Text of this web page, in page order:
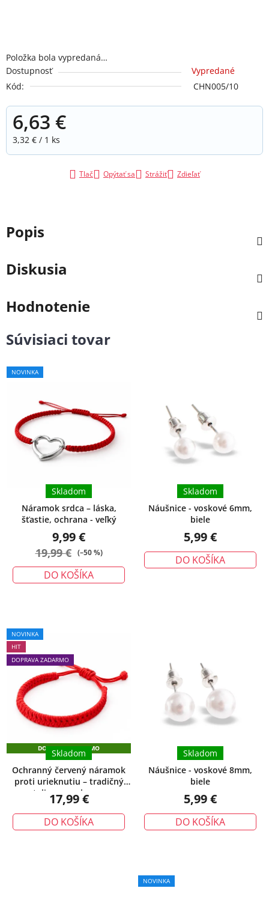
Položka bola vypredaná…
Dostupnosť
Vypredané
Kód:
CHN005/10
6,63 €
Jednotková cena:
3,32 € / 1 ks
Tlač Opýtať sa Strážiť Zdieľať
Popis
Diskusia
Hodnotenie
Súvisiaci tovar
NOVINKA
Náramok srdca – láska,
šťastie, ochrana - veľký
Skladom
9,99 €
19,99 € (–50 %)
DO KOŠÍKA
Náušnice - voskové 6mm,
biele
Skladom
5,99 €
DO KOŠÍKA
produktu
je
hviezdičiek.
NOVINKA
HIT
DOPRAVA ZADARMO
DOPRAVA ZADARMO
Ochranný červený náramok
proti urieknutiu – tradičný
talizman ochrany
Skladom
17,99 €
DO KOŠÍKA
Náušnice - voskové 8mm,
biele
Skladom
5,99 €
DO KOŠÍKA
NOVINKA